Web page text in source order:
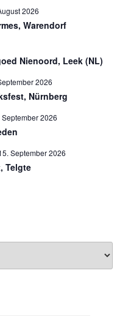
2026
Warendorf
Nienoord, Leek (NL)
2026
Nürnberg
September 2026
September 2026
Telgte